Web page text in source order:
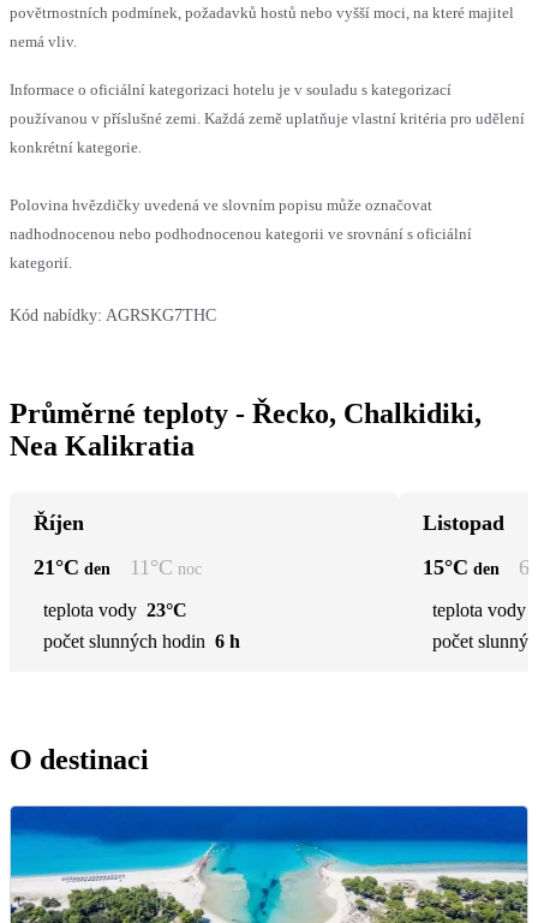
povětrnostních podmínek, požadavků hostů nebo vyšší moci, na které majitel
nemá vliv.
Informace o oficiální kategorizaci hotelu je v souladu s kategorizací
používanou v příslušné zemi. Každá země uplatňuje vlastní kritéria pro udělení
konkrétní kategorie.
Polovina hvězdičky uvedená ve slovním popisu může označovat
nadhodnocenou nebo podhodnocenou kategorii ve srovnání s oficiální
kategorií.
Kód nabídky: AGRSKG7THC
Průměrné teploty - Řecko, Chalkidiki,
Nea Kalikratia
Říjen
21°C den 11 °C noc
teplota vody 23°C
počet slunných hodin 6 h
Listopad
15°C den 6
teplota vody
počet
O destinaci